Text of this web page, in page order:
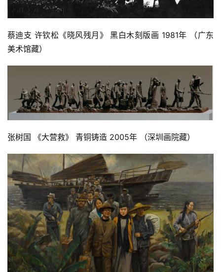
蔡迪支 许钦松《晓风残月》 黑白木刻版画 1981年 （广东
美术馆藏）
张树国 《大营救》 青铜铸造 2005年 （深圳画院藏）